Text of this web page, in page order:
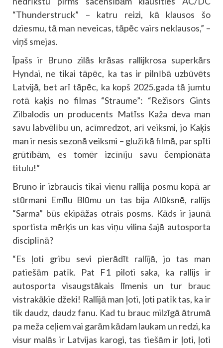
“Thunderstruck” – katru reizi, kā klausos šo
dziesmu, tā man neveicas, tāpēc vairs neklausos,” –
viņš smejas.
Īpašs ir Bruno zilās krāsas rallijkrosa superkārs
Hyndai, ne tikai tāpēc, ka tas ir pilnībā uzbūvēts
Latvijā, bet arī tāpēc, ka kopš 2025.gada tā jumtu
rotā kaķis no filmas “Straume”: “Režisors Gints
Zilbalodis un producents Matīss Kaža deva man
savu labvēlību un, acīmredzot, arī veiksmi, jo Kaķis
man ir nesis sezonā veiksmi – gluži kā filmā, par spīti
grūtībām, es tomēr izcīnīju savu čempionāta
titulu!”
Bruno ir izbraucis tikai vienu rallija posmu kopā ar
stūrmani Emīlu Blūmu un tas bija Alūksnē, rallijs
“Sarma” būs ekipāžas otrais posms. Kāds ir jaunā
sportista mērķis un kas viņu vilina šajā autosporta
disciplīnā?
“Es ļoti gribu sevi pierādīt rallijā, jo tas man
patiešām patīk. Pat F1 piloti saka, ka rallijs ir
autosporta visaugstākais līmenis un tur brauc
vistrakākie džeki! Rallijā man ļoti, ļoti patīk tas, ka ir
tik daudz, daudz fanu. Kad tu brauc milzīgā ātrumā
pa meža ceļiem vai garām kādam laukam un redzi, ka
visur malās ir Latvijas karogi, tas tiešām ir ļoti, ļoti